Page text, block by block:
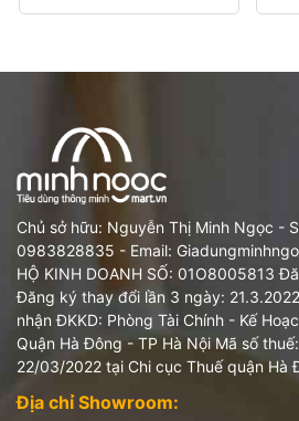
Chủ sở hữu: Nguyễn Thị Minh Ngọc -
0983828835 - Email:
HỘ KINH DOANH SỐ: 01O8005813
Đăng ký thay đổi lần 3 ngày:
nhận ĐKKD: Phòng Tài Chính - Kế
Quận Hà Đông - TP Hà Nội Mã số
22/03/2022 tại Chi cục Thuế quận Hà
Địa chỉ Showroom: